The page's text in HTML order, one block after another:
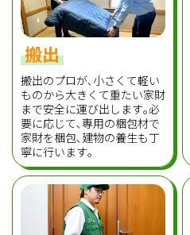
搬出
搬出のプロが､小さくて軽い
ものから大きくて重たい家財
まで安全に運び出します｡必
要に応じて､専用の梱包材で
家財を梱包､建物の養生も丁
寧に行います｡